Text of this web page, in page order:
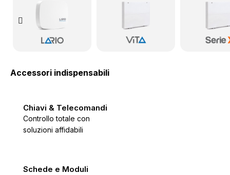
Accessori indispensabili
Chiavi & Telecomandi
Controllo totale con
soluzioni affidabili
Schede e Moduli